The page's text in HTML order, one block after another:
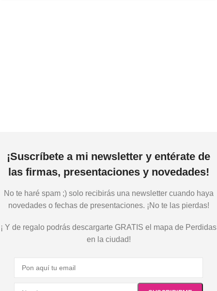
¡Suscríbete a mi newsletter y entérate de
las firmas, presentaciones y novedades!
No te haré spam ;) solo recibirás una newsletter cuando haya
novedades o fechas de presentaciones. ¡No te las pierdas!
¡ Y de regalo podrás descargarte GRATIS el mapa de Perdidas
en la ciudad!